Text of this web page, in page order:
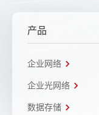
产品
企业网络
企业光网络
数据存储